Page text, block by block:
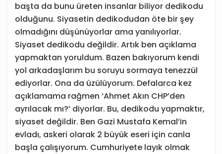
başta da bunu üreten insanlar biliyor dedikodu
olduğunu. Siyasetin dedikodudan öte bir şey
olmadığını düşünüyorlar ama yanılıyorlar.
Siyaset dedikodu değildir. Artık ben açıklama
yapmaktan yoruldum. Bazen bakıyorum kendi
yol arkadaşlarım bu soruyu sormaya tenezzül
ediyorlar. Ona da üzülüyorum. Defalarca kez
açıklamama rağmen ‘Ahmet Akın CHP’den
ayrılacak mı?’ diyorlar. Bu, dedikodu yapmaktır,
siyaset değildir. Ben Gazi Mustafa Kemal’in
evladı, askeri olarak 2 büyük eseri için canla
başla çalışıyorum. Cumhuriyete layık olmak